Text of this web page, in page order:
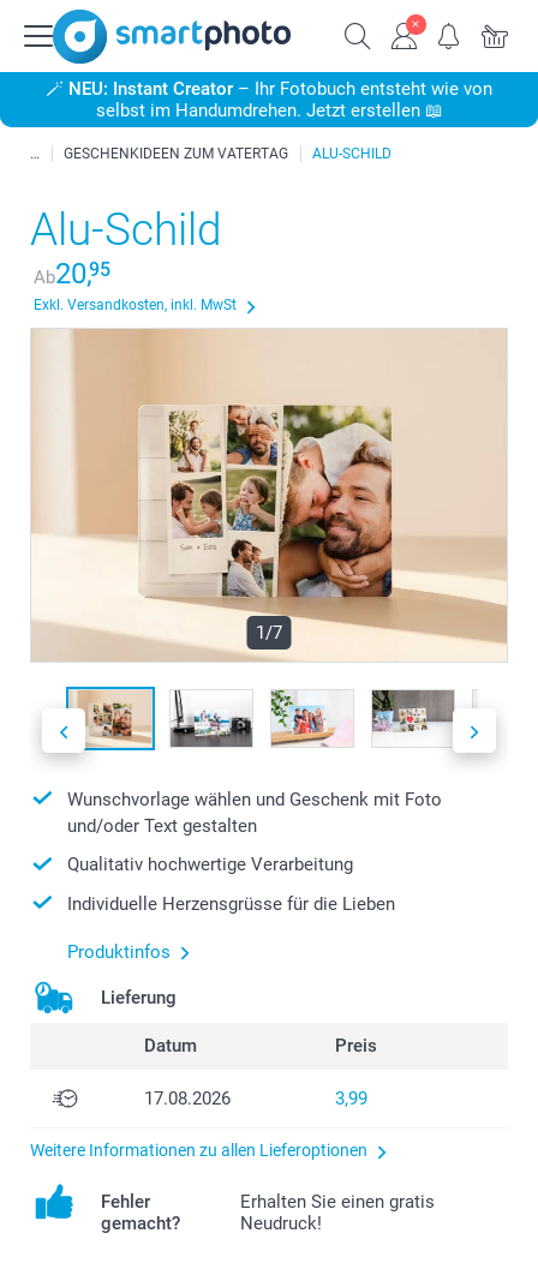
🪄 NEU: Instant Creator – Ihr Fotobuch entsteht wie von
selbst im Handumdrehen. Jetzt erstellen 📖
GESCHENKIDEEN ZUM VATERTAG ALU-SCHILD
Alu-Schild
Ab20,95
Exkl. Versandkosten, inkl. MwSt
1/7
Wunschvorlage wählen und Geschenk mit Foto
und/oder Text gestalten
Qualitativ hochwertige Verarbeitung
Individuelle Herzensgrüsse für die Lieben
Produktinfos
Lieferung
Datum Preis
17.08.2026 3,99
Weitere Informationen zu allen Lieferoptionen
Fehler
gemacht?
Erhalten Sie einen gratis
Neudruck!